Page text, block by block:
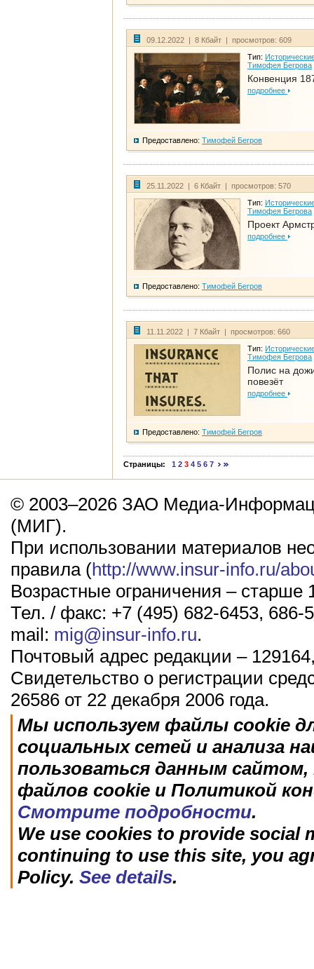
09.12.2022 | 8 Кбайт | просмотров: 609
Тип:
Тимофея Бегрова
Конвенция
подробнее
Предоставлено: Тимофей Бегров
25.11.2022 | 6 Кбайт | просмотров: 570
Тип:
Тимофея Бегрова
Проект
подробнее
Предоставлено: Тимофей Бегров
11.11.2022 | 7 Кбайт | просмотров: 660
Тип:
Тимофея Бегрова
Полис на
повезёт
подробнее
Предоставлено: Тимофей Бегров
Страницы: 1 2 3 4 5 6 7
© 2003–2026 ЗАО Медиа-
(МИГ).
При использовании материалов
правила (http://www.insur-info.ru/
Возрастные ограничения – старше
Тел. / факс: +7 (495) 682-6453, 686-
mail: mig@insur-info.ru.
Почтовый адрес редакции –
Свидетельство о регистрации
26586 от 22 декабря 2006 года.
Мы используем файлы cookie
социальных сетей и анализа
пользоваться данным
файлов cookie и Политикой
Смотрите подробности.
We use cookies to provide social
continuing to use this site, you
Policy. See details.